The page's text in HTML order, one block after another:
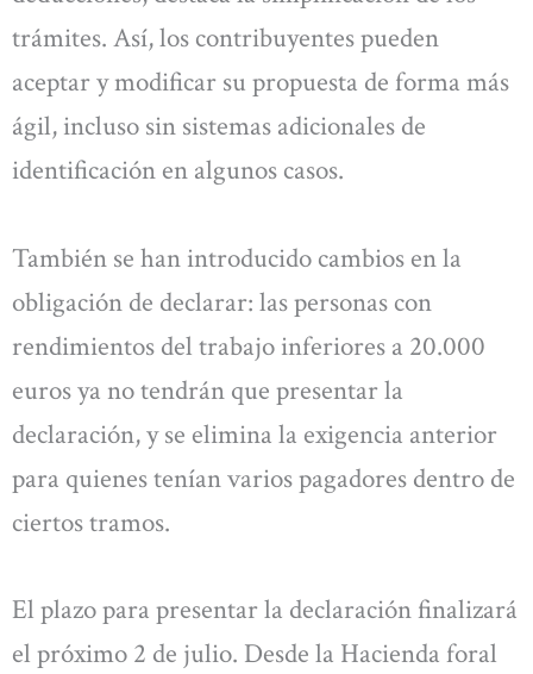
trámites. Así, los contribuyentes pueden
aceptar y modificar su propuesta de forma más
ágil, incluso sin sistemas adicionales de
identificación en algunos casos.
También se han introducido cambios en la
obligación de declarar: las personas con
rendimientos del trabajo inferiores a 20.000
euros ya no tendrán que presentar la
declaración, y se elimina la exigencia anterior
para quienes tenían varios pagadores dentro de
ciertos tramos.
El plazo para presentar la declaración finalizará
el próximo 2 de julio. Desde la Hacienda foral